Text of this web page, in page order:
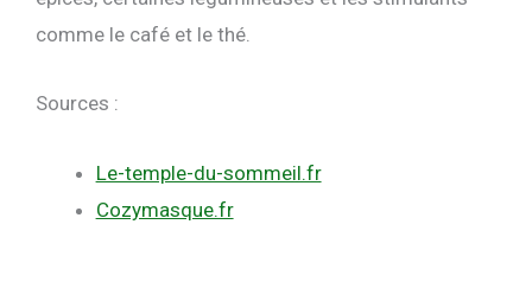
comme le café et le thé.
Sources :
Le-temple-du-sommeil.fr
Cozymasque.fr